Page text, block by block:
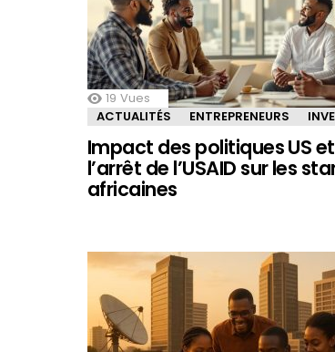
19 Vues
ACTUALITÉS
ENTREPRENEURS
Impact des politiques US
l’arrêt de l’USAID sur les
africaines